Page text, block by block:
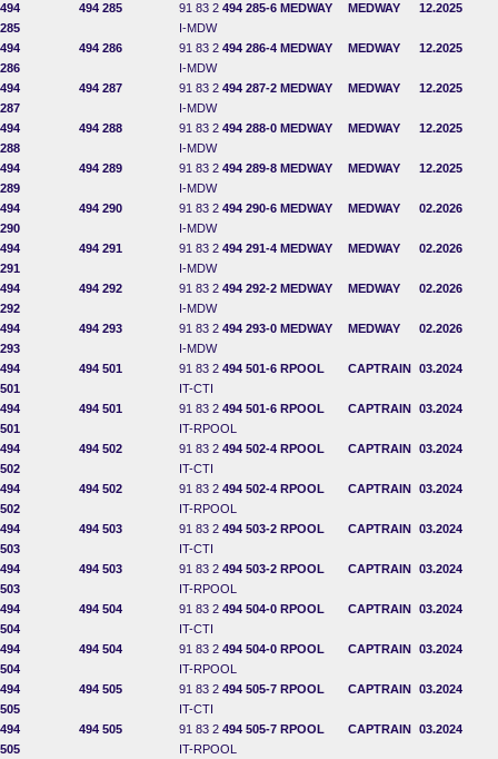
494
285
494 285 91 83 2 494 285-6
I-MDW
MEDWAY MEDWAY 12.2025
494
286
494 286 91 83 2 494 286-4
I-MDW
MEDWAY MEDWAY 12.2025
494
287
494 287 91 83 2 494 287-2
I-MDW
MEDWAY MEDWAY 12.2025
494
288
494 288 91 83 2 494 288-0
I-MDW
MEDWAY MEDWAY 12.2025
494
289
494 289 91 83 2 494 289-8
I-MDW
MEDWAY MEDWAY 12.2025
494
290
494 290 91 83 2 494 290-6
I-MDW
MEDWAY MEDWAY 02.2026
494
291
494 291 91 83 2 494 291-4
I-MDW
MEDWAY MEDWAY 02.2026
494
292
494 292 91 83 2 494 292-2
I-MDW
MEDWAY MEDWAY 02.2026
494
293
494 293 91 83 2 494 293-0
I-MDW
MEDWAY MEDWAY 02.2026
494
501
494 501 91 83 2 494 501-6
IT-CTI
RPOOL CAPTRAIN 03.2024
494
501
494 501 91 83 2 494 501-6
IT-RPOOL
RPOOL CAPTRAIN 03.2024
494
502
494 502 91 83 2 494 502-4
IT-CTI
RPOOL CAPTRAIN 03.2024
494
502
494 502 91 83 2 494 502-4
IT-RPOOL
RPOOL CAPTRAIN 03.2024
494
503
494 503 91 83 2 494 503-2
IT-CTI
RPOOL CAPTRAIN 03.2024
494
503
494 503 91 83 2 494 503-2
IT-RPOOL
RPOOL CAPTRAIN 03.2024
494
504
494 504 91 83 2 494 504-0
IT-CTI
RPOOL CAPTRAIN 03.2024
494
504
494 504 91 83 2 494 504-0
IT-RPOOL
RPOOL CAPTRAIN 03.2024
494
505
494 505 91 83 2 494 505-7
IT-CTI
RPOOL CAPTRAIN 03.2024
494
505
494 505 91 83 2 494 505-7
IT-RPOOL
RPOOL CAPTRAIN 03.2024